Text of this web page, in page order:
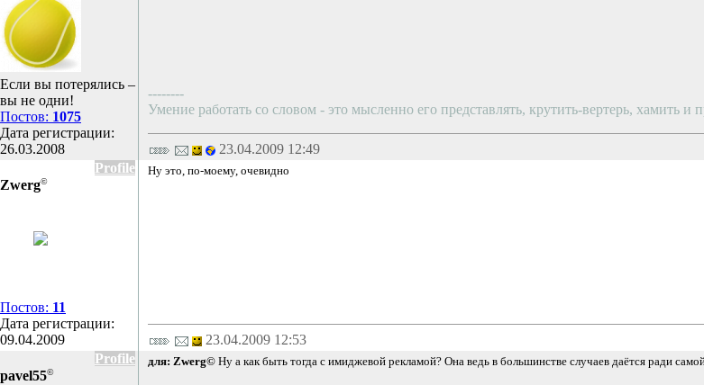
Если вы потерялись –
вы не одни!
Постов: 1075
Дата регистрации:
26.03.2008
--------
Умение работать со словом - это мысленно его представлять, крутить-вертерь, хамить
23.04.2009 12:49
Profile
Zwerg©
Постов: 11
Дата регистрации:
09.04.2009
Ну это, по-моему, очевидно
23.04.2009 12:53
Profile
pavel55©
для: Zwerg© Ну а как быть тогда с имиджевой рекламой? Она ведь в большинстве случаев даётся ради